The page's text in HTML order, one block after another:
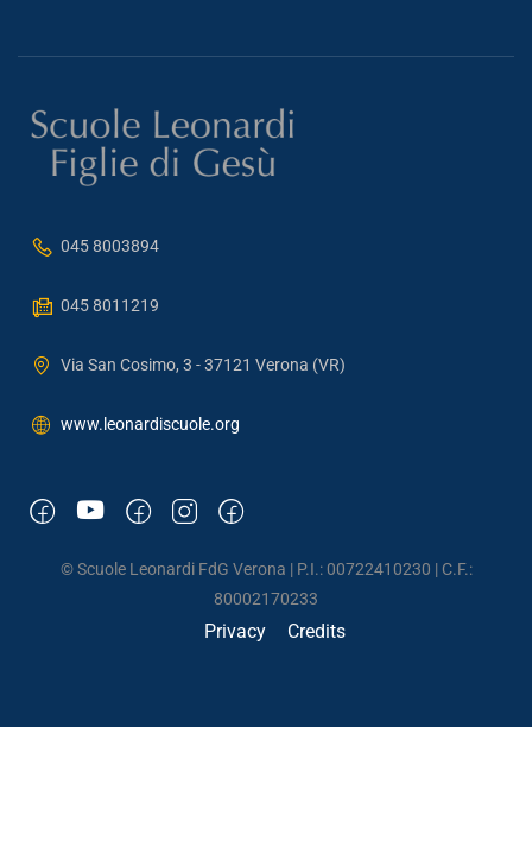
045 8003894
045 8011219
Via San Cosimo, 3 - 37121 Verona (VR)
www.leonardiscuole.org
© Scuole Leonardi FdG Verona | P.I.: 00722410230 | C.F.:
80002170233
Privacy Credits